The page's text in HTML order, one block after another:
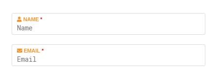
NAME *
EMAIL *